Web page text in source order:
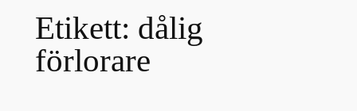
Etikett: dålig
förlorare